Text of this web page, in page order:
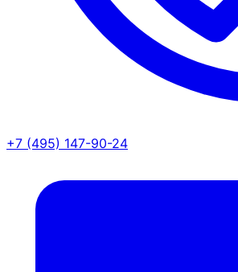
+7 (495) 147-90-24